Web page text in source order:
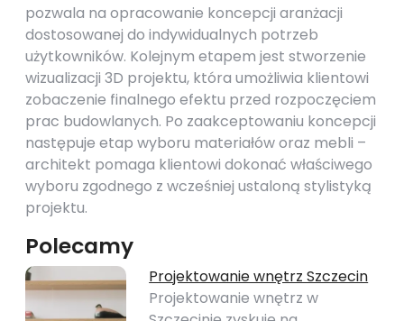
pozwala na opracowanie koncepcji aranżacji
dostosowanej do indywidualnych potrzeb
użytkowników. Kolejnym etapem jest stworzenie
wizualizacji 3D projektu, która umożliwia klientowi
zobaczenie finalnego efektu przed rozpoczęciem
prac budowlanych. Po zaakceptowaniu koncepcji
następuje etap wyboru materiałów oraz mebli –
architekt pomaga klientowi dokonać właściwego
wyboru zgodnego z wcześniej ustaloną stylistyką
projektu.
Polecamy
Projektowanie wnętrz Szczecin
Projektowanie wnętrz w